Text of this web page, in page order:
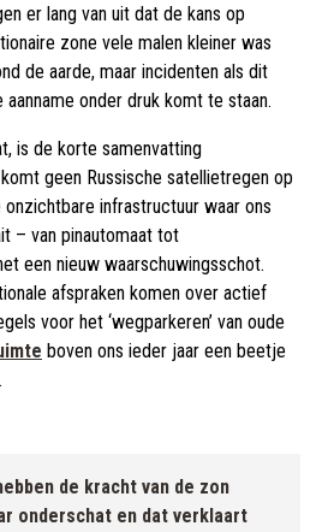
er lang van uit dat de kans op
zone vele malen kleiner was
de aarde, maar incidenten als dit
onder druk komt te staan.
is de korte samenvatting
geen Russische satellietregen op
onzichtbare infrastructuur waar ons
– van pinautomaat tot
een nieuw waarschuwingsschot.
afspraken komen over actief
voor het ‘wegparkeren’ van oude
boven ons ieder jaar een beetje
de kracht van de zon
onderschat en dat verklaart